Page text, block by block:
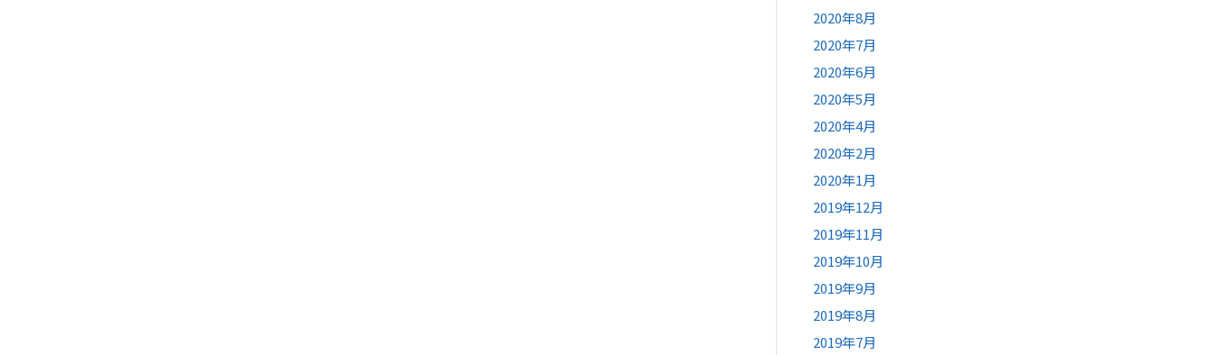
2020年8月
2020年7月
2020年6月
2020年5月
2020年4月
2020年2月
2020年1月
2019年12月
2019年11月
2019年10月
2019年9月
2019年8月
2019年7月